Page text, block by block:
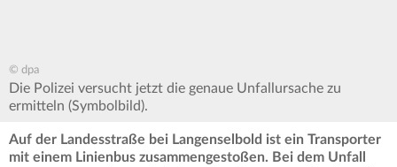
© dpa
Die Polizei versucht jetzt die genaue Unfallursache zu
ermitteln (Symbolbild).
Auf der Landesstraße bei Langenselbold ist ein Transporter
mit einem Linienbus zusammengestoßen. Bei dem Unfall